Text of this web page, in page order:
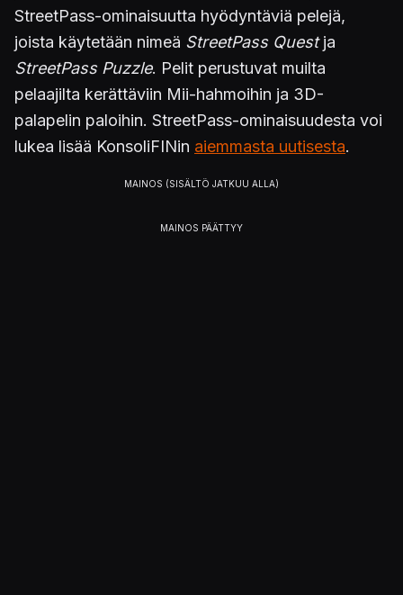
StreetPass-ominaisuutta hyödyntäviä pelejä,
joista käytetään nimeä StreetPass Questja
StreetPass Puzzle. Pelit perustuvat muilta
pelaajilta kerättäviin Mii-hahmoihin ja 3D-
palapelin paloihin. StreetPass-ominaisuudesta voi
lukea lisää KonsoliFINin aiemmasta uutisesta.